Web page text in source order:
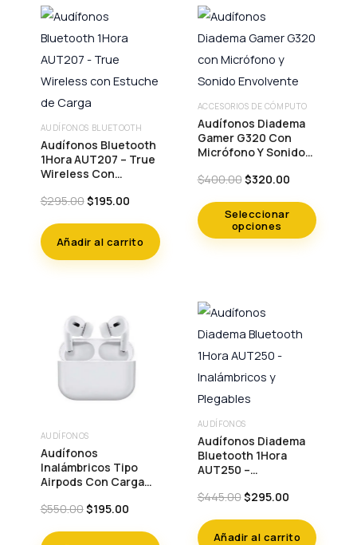
AUDÍFONOS BLUETOOTH
Audífonos Bluetooth
1Hora AUT207 – True
Wireless Con
$295.00Original
was:
$295.00.
$195.00Current
is:
$195.00.
Añadir al carrito
ACCESORIOS DE CÓMPUTO
Audífonos Diadema
Gamer G320 Con
Micrófono Y Sonido
$400.00Original
was:
$400.00.
$320.00Current
is:
$320.00.
Seleccionar
opciones
Este
producto
tiene
múltiples
Las
opciones
elegir
en
la
página
de
AUDÍFONOS
Audífonos
Inalámbricos Tipo
Airpods Con Carga
Cancelación
$550.00Original
$195.00Current
AUDÍFONOS
Audífonos Diadema
Bluetooth 1Hora
AUT250 –
Plegables
$445.00Original
was:
$445.00.
$295.00Current
is:
$295.00.
Añadir al carrito